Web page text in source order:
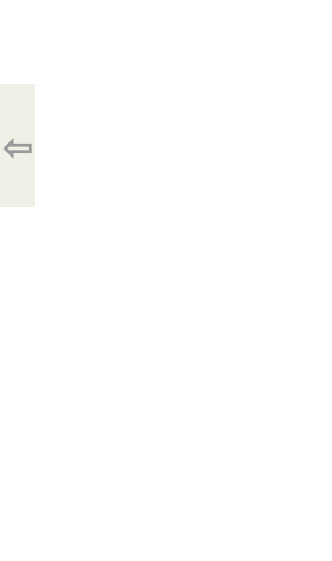
⇦